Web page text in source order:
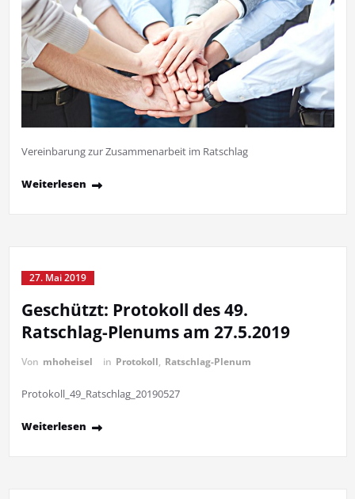
Vereinbarung zur Zusammenarbeit im Ratschlag
Weiterlesen
27. Mai 2019
Geschützt: Protokoll des 49.
Ratschlag-Plenums am 27.5.2019
Von mhoheisel in Protokoll, Ratschlag-Plenum
Protokoll_49_Ratschlag_20190527
Weiterlesen